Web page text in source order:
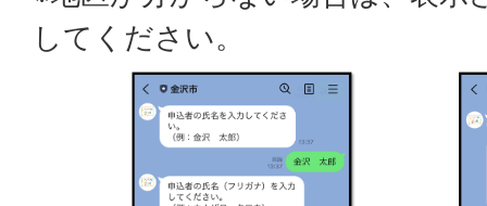
してください。